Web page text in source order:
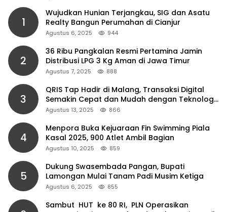
1
Wujudkan Hunian Terjangkau, SIG dan Asatu
Realty Bangun Perumahan di Cianjur
Agustus 6, 2025 944
2
36 Ribu Pangkalan Resmi Pertamina Jamin
Distribusi LPG 3 Kg Aman di Jawa Timur
Agustus 7, 2025 888
3
QRIS Tap Hadir di Malang, Transaksi Digital
Semakin Cepat dan Mudah dengan Teknologi
NFC
Agustus 13, 2025 866
4
Menpora Buka Kejuaraan Fin Swimming Piala
Kasal 2025, 900 Atlet Ambil Bagian
Agustus 10, 2025 859
5
Dukung Swasembada Pangan, Bupati
Lamongan Mulai Tanam Padi Musim Ketiga
Agustus 6, 2025 855
Sambut HUT ke 80 RI, PLN Operasikan